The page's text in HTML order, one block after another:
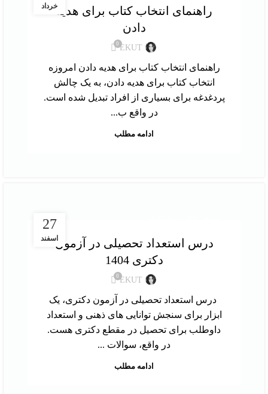
خردادراهنمای انتخاب کتاب برای هدیه
دادن
EKUT
0
راهنمای انتخاب کتاب برای هدیه دادن امروزه
انتخاب کتاب برای هدیه دادن، به یک چالش
پردغدغه برای بسیاری از افراد تبدیل شده است.
در واقع ب...
ادامه مطلب
27
اسفنددرس استعداد تحصیلی در آزمون
دکتری 1404
EKUT
0
درس استعداد تحصیلی در آزمون دکتری، یک
ابزار برای سنجش توانایی های ذهنی و استعداد
داوطلب برای تحصیل در مقطع دکتری هست.
در واقع، سوالات ...
ادامه مطلب